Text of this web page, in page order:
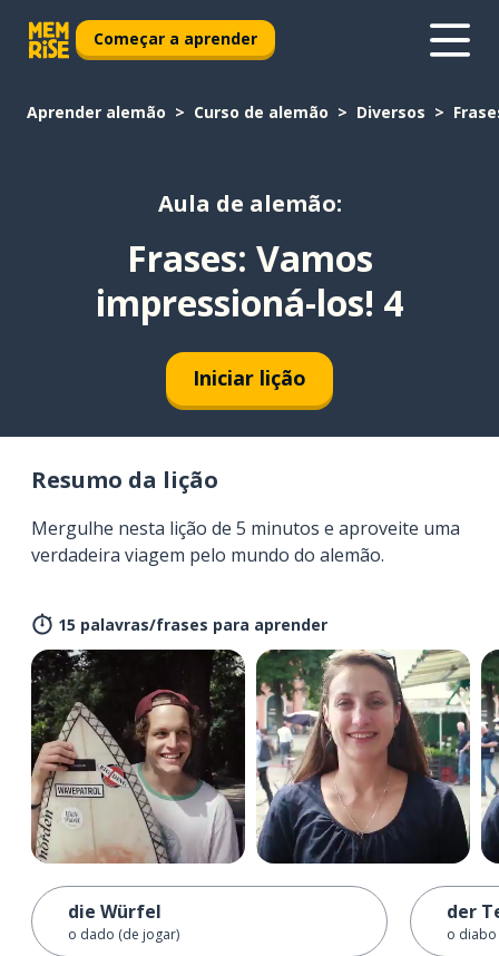
Começar a aprender
Aprender alemão Curso de alemão Diversos
Aula de alemão:
Frases: Vamos
impressioná-los! 4
Iniciar lição
Resumo da lição
Mergulhe nesta lição de 5 minutos e aproveite uma
verdadeira viagem pelo mundo do alemão.
15 palavras/frases para aprender
die Würfel
o dado (de jogar)
der
o diabo